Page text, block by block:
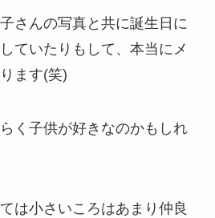
さんの写真と共に誕生日に
ていたりもして、本当にメ
ます(笑)
く子供が好きなのかもしれ
は小さいころはあまり仲良